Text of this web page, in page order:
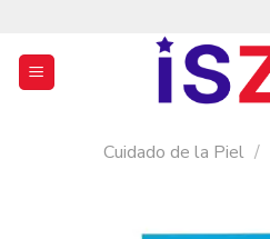
contenido
Cuidado de la Piel /